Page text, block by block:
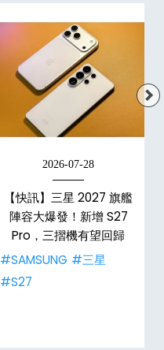
2026-07-28
【快訊】三星 2027 旗艦
陣容大爆發！新增 S27
Pro，三摺機有望回歸
#SAMSUNG #三星
#S27